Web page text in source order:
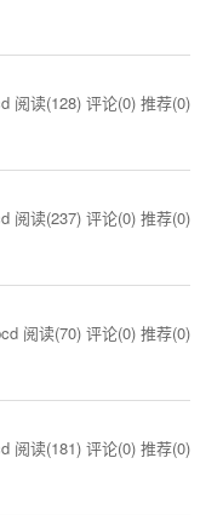
阅读(128) 评论(0) 推荐(0)
阅读(237) 评论(0) 推荐(0)
阅读(70) 评论(0) 推荐(0)
阅读(181) 评论(0) 推荐(0)